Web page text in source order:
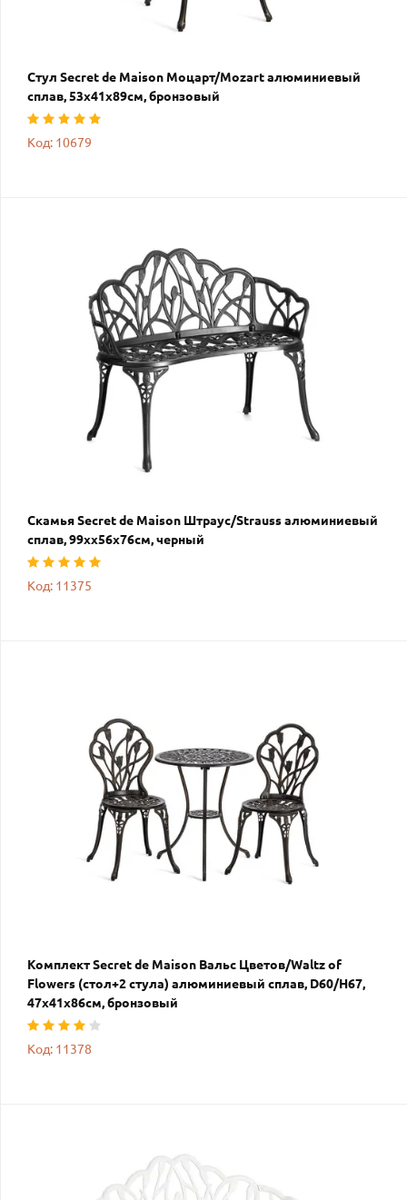
Стул Secret de Maison Моцарт/Mozart алюминиевый
сплав, 53х41х89см, бронзовый
Код: 10679
Скамья Secret de Maison Штраус/Strauss алюминиевый
сплав, 99хх56х76см, черный
Код: 11375
Комплект Secret de Maison Вальс Цветов/Waltz of
Flowers (стол+2 стула) алюминиевый сплав, D60/H67,
47х41х86см, бронзовый
Код: 11378